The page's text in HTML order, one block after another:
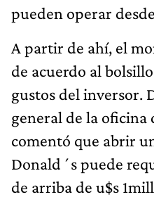
pueden operar
A partir de ahí, el
de acuerdo al
gustos del inversor.
general de la oficina
comentó que abrir
Donald´s puede
de arriba de u$s